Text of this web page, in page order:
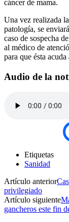
cáncer de mama.
Una vez realizada
patología, se
caso de sospecha
al médico de
para que ésta
Audio de la
Etiquetas
Sanidad
Artículo anterior
privilegiado
Artículo siguiente
gancheros este fin